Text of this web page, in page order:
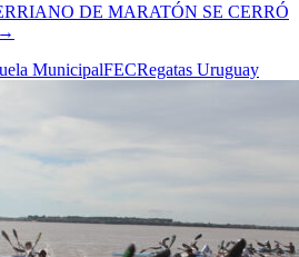
DE MARATÓN SE CERRÓ
→
MunicipalFECRegatas Uruguay